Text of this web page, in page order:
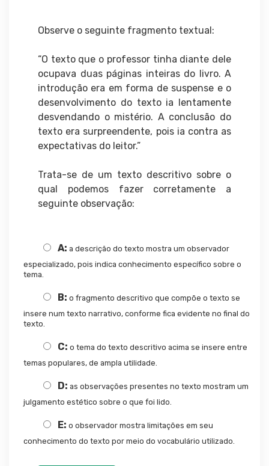
Observe o seguinte fragmento textual:
“O texto que o professor tinha diante dele
ocupava duas páginas inteiras do livro. A
introdução era em forma de suspense e o
desenvolvimento do texto ia lentamente
desvendando o mistério. A conclusão do
texto era surpreendente, pois ia contra as
expectativas do leitor.”
Trata-se de um texto descritivo sobre o
qual podemos fazer corretamente a
seguinte observação:
A: a descrição do texto mostra um observador
especializado, pois indica conhecimento específico sobre o
tema.
B: o fragmento descritivo que compõe o texto se
insere num texto narrativo, conforme fica evidente no final do
texto.
C: o tema do texto descritivo acima se insere entre
temas populares, de ampla utilidade.
D: as observações presentes no texto mostram um
julgamento estético sobre o que foi lido.
E: o observador mostra limitações em seu
conhecimento do texto por meio do vocabulário utilizado.